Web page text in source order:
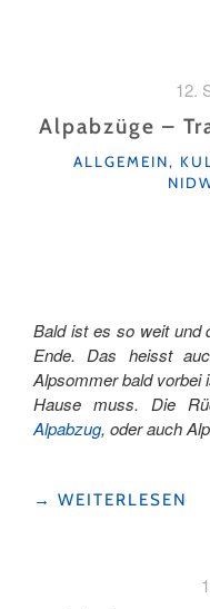
12.
Alpabzüge –
KATEGORIEN
ALLGEMEIN,
Bald ist es so weit und
Ende. Das heisst
Alpsommer bald vorbei
Hause muss. Die
Alpabzug, oder auch
"ALPABZÜGE
→ WEITERLESEN